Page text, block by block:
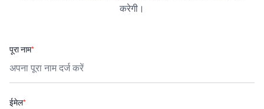
करेगी।
पूरा नाम*
ईमेल*